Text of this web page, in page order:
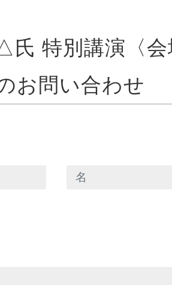
特別講演〈会
お問い合わせ